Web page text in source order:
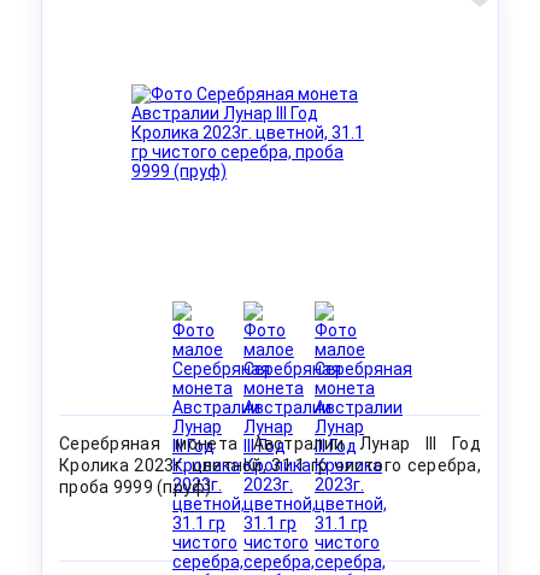
Серебряная монета Австралии Лунар III Год
Кролика 2023г. цветной, 31.1 гр чистого серебра,
проба 9999 (пруф)